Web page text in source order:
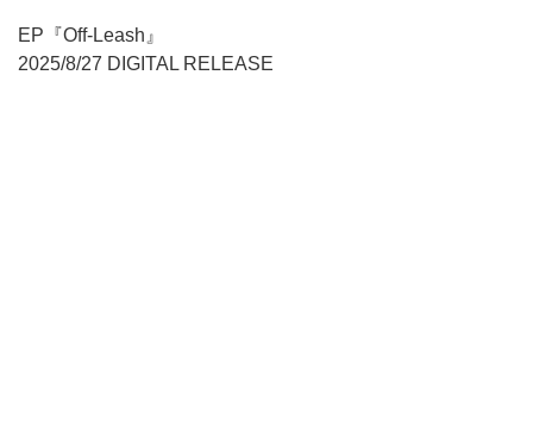
EP『Off-Leash』
2025/8/27 DIGITAL RELEASE